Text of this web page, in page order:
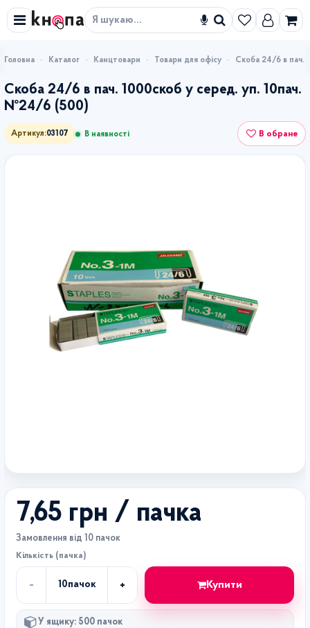
Знайти
Каталог Канцтовари Товари для офісу Скоба 24/6 в пач.
Скоба 24/6 в пач. 1000скоб у серед. уп. 10пач.
№24/6 (500)
Артикул:03107 В наявності В обране
7,65 грн / пачка
Замовлення від 10 пачок
Кількість (пачка)
- 10пачок + Купити
У ящику: 500 пачок